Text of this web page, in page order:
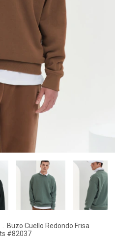
Buzo Cuello Redondo Frisa
#82037